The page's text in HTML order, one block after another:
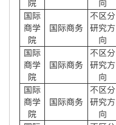
院
向
国际
商学
院
国际商务
不区分
研究方
向
国际
商学
院
国际商务
不区分
研究方
向
国际
商学
院
国际商务
不区分
研究方
向